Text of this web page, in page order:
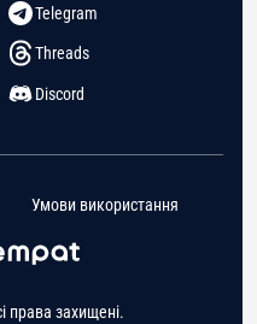
Telegram
Threads
Discord
права захищені.
Умови використання